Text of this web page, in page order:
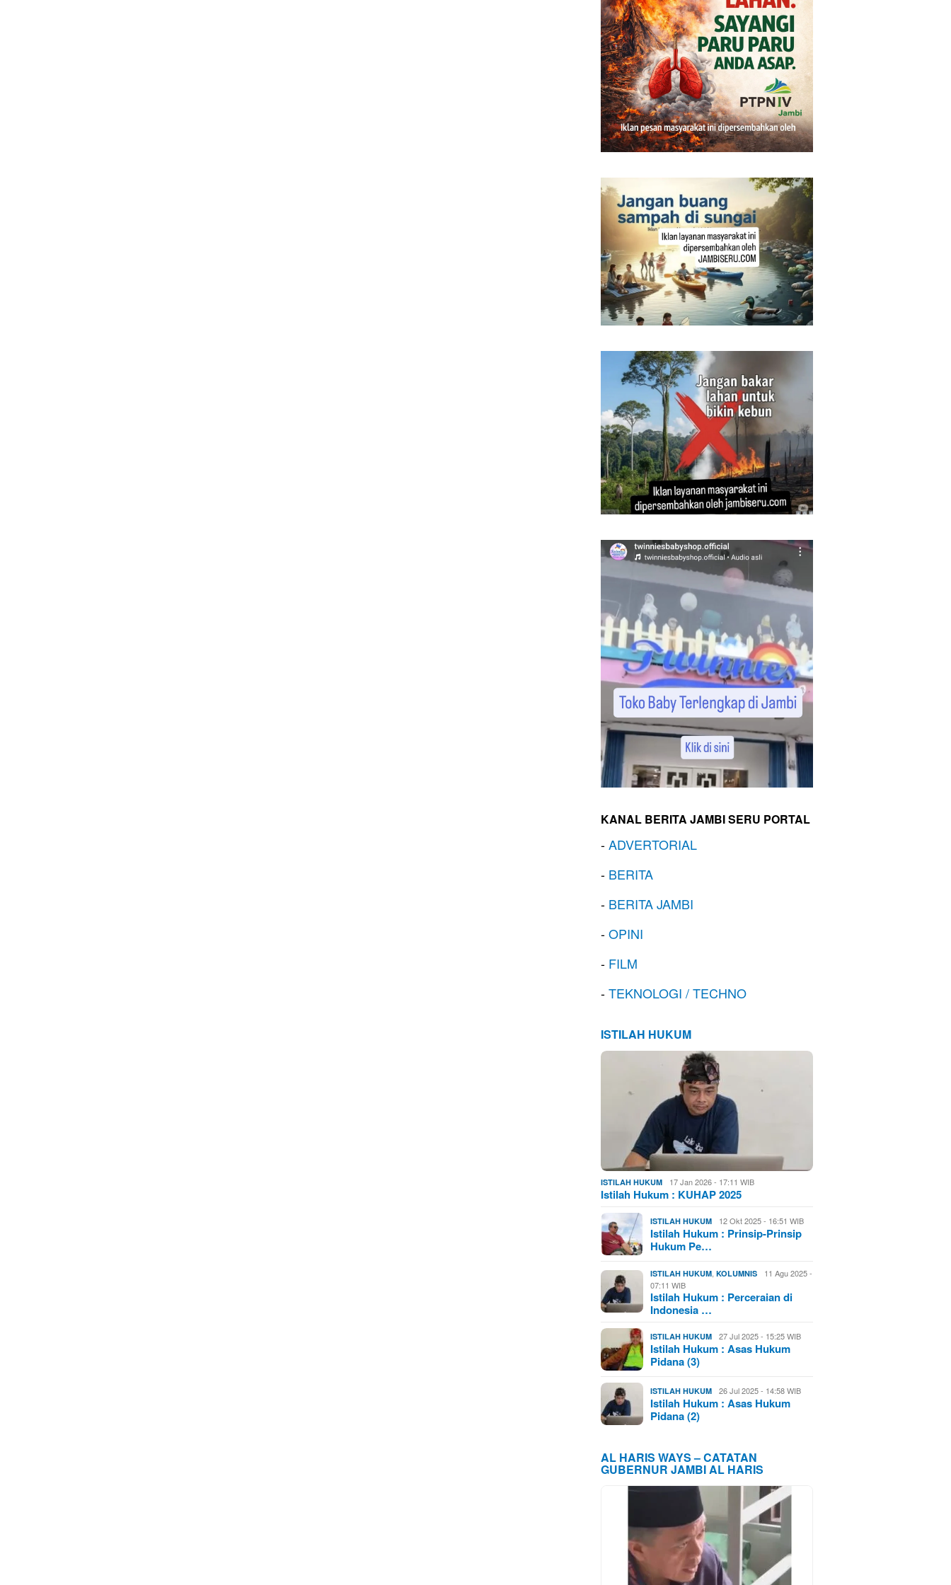
KANAL BERITA JAMBI SERU PORTAL
-ADVERTORIAL
- BERITA
- BERITA JAMBI
-OPINI
- FILM
-TEKNOLOGI / TECHNO
ISTILAH HUKUM
ISTILAH HUKUM 17 Jan 2026 - 17:11 WIB
Istilah Hukum : KUHAP 2025
ISTILAH HUKUM 12 Okt 2025 - 16:51 WIB
Istilah Hukum : Prinsip-Prinsip
Hukum Pe…
ISTILAH HUKUM ,KOLUMNIS
11 Agu 2025 -
07:11 WIB
Istilah Hukum : Perceraian di
Indonesia …
ISTILAH HUKUM 27 Jul 2025 - 15:25 WIB
Istilah Hukum : Asas Hukum
Pidana (3)
ISTILAH HUKUM 26 Jul 2025 - 14:58 WIB
Istilah Hukum : Asas Hukum
Pidana (2)
AL HARIS WAYS – CATATAN
GUBERNUR JAMBI AL HARIS